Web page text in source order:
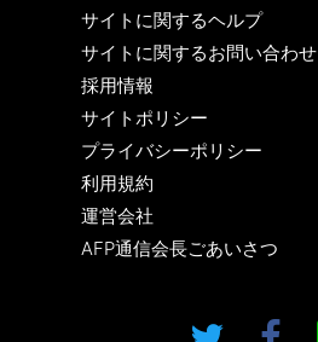
サイトに関するヘルプ
サイトに関するお問い合わせ
採用情報
サイトポリシー
プライバシーポリシー
利用規約
運営会社
AFP通信会長ごあいさつ